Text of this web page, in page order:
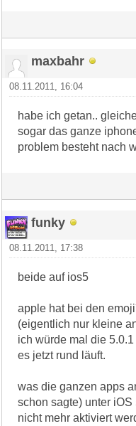
maxbahr
08.11.2011, 16:04
habe ich getan..
sogar das ganze
problem besteht nach
funky
08.11.2011, 17:38
beide auf ios5
apple hat bei den
(eigentlich nur kleine
ich würde mal die
es jetzt rund läuft.
was die ganzen apps
schon sagte) unter
nicht mehr aktiviert